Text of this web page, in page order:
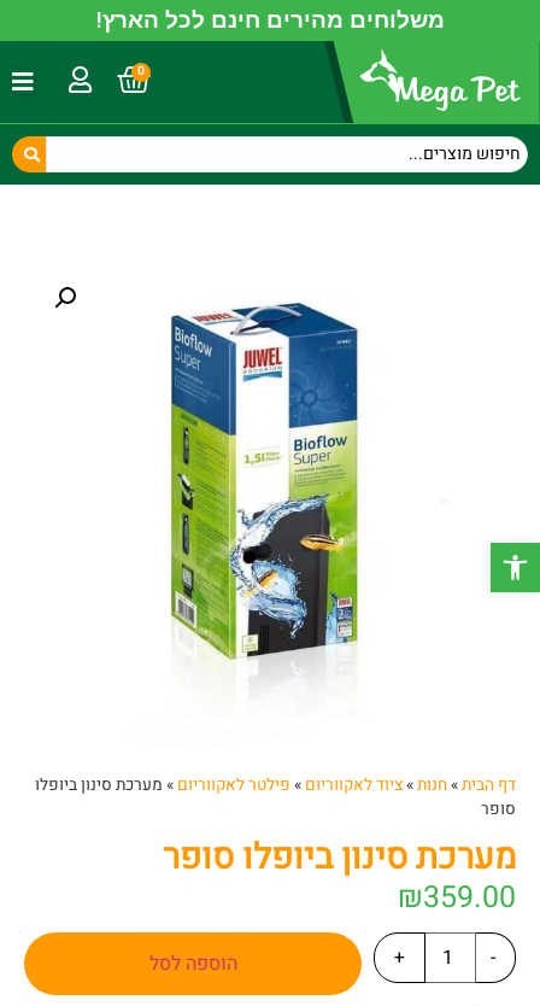
פתח סרגל נגישות
משלוחים מהירים חינם לכל הארץ!
0
דף הבית»חנות»ציוד לאקווריום » פילטר לאקווריום » מערכת סינון ביופלו
סופר
מערכת סינון ביופלו סופר
₪359.00
-
+
הוספה לסל